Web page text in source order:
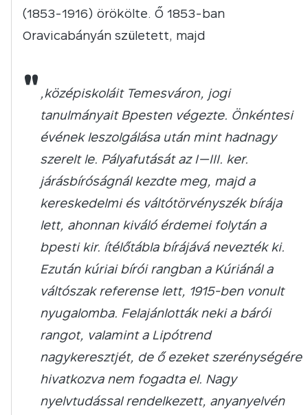
(1853-1916) örökölte. Ő 1853-ban
Oravicabányán született, majd
" „középiskoláit Temesváron, jogi
tanulmányait Bpesten végezte. Önkéntesi
évének leszolgálása után mint hadnagy
szerelt le. Pályafutását az I—III. ker.
járásbíróságnál kezdte meg, majd a
kereskedelmi és váltótörvényszék bírája
lett, ahonnan kiváló érdemei folytán a
bpesti kir. ítélőtábla bírájává nevezték ki.
Ezután kúriai bírói rangban a Kúriánál a
váltószak referense lett, 1915-ben vonult
nyugalomba. Felajánlották neki a bárói
rangot, valamint a Lipótrend
nagykeresztjét, de ő ezeket szerénységére
hivatkozva nem fogadta el. Nagy
nyelvtudással rendelkezett, anyanyelvén